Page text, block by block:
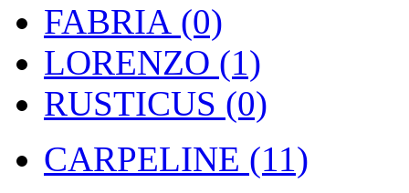
FABRIA (0)
LORENZO (1)
RUSTICUS (0)
CARPELINE (11)